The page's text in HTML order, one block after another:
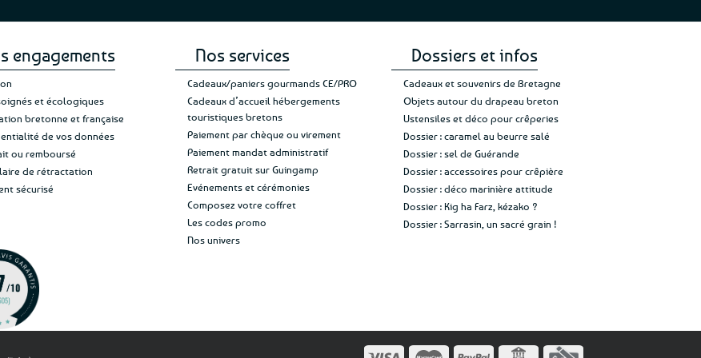
engagements
et écologiques
bretonne et française
de vos données
ou remboursé
de rétractation
sécurisé
Nos services
Cadeaux/paniers gourmands CE/PRO
Cadeaux d’accueil hébergements
touristiques bretons
Paiement par chèque ou virement
Paiement mandat administratif
Retrait gratuit sur Guingamp
Evénements et cérémonies
Composez votre coffret
Les codes promo
Nos univers
Dossiers et infos
Cadeaux et souvenirs de Bretagne
Objets autour du drapeau breton
Ustensiles et déco pour crêperies
Dossier : caramel au beurre salé
Dossier : sel de Guérande
Dossier : accessoires pour crêpière
Dossier : déco marinière attitude
Dossier : Kig ha Farz, kézako ?
Dossier : Sarrasin, un sacré grain !